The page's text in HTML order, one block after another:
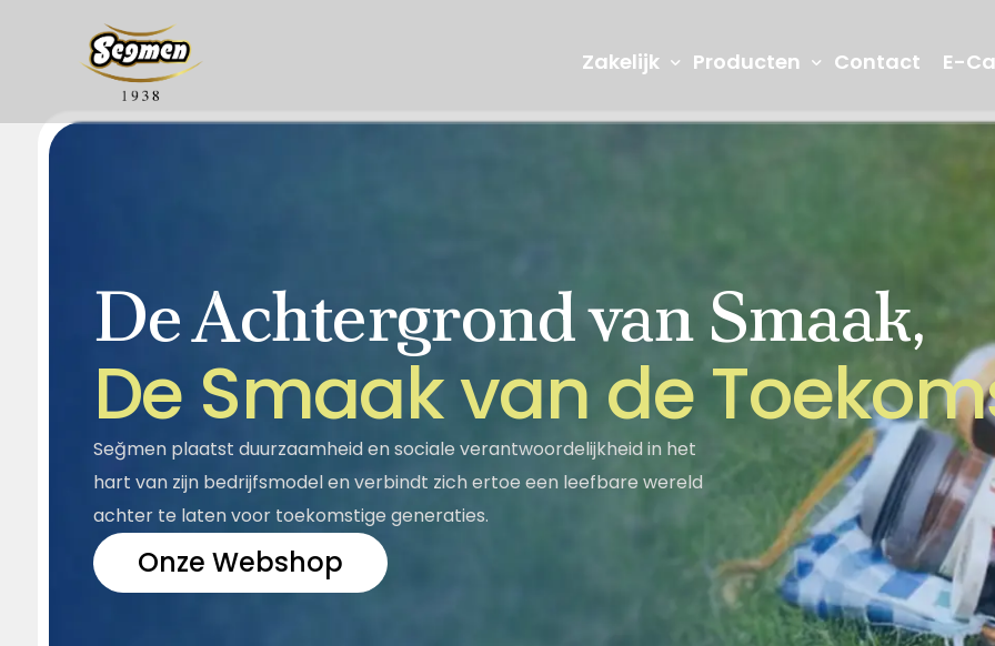
Zakelijk
Over Ons R&D en Innovatie Onze
Maatschappelijke
Verantwoordelijkheid
Kwaliteit Seğmen TV
Producten
Segella Honing Jams
Sesampasta - Stroop Halva Turks Fruit Picknick
Contact E-
De Achtergrond van Smaak,
De Smaakvan deToekom
Seğmen plaatst duurzaamheid en sociale verantwoordelijkheid in het
hart van zijn bedrijfsmodel en verbindt zich ertoe een leefbare wereld
achter te laten voor toekomstige generaties.
Onze Webshop